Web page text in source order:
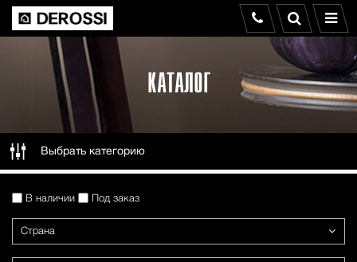
КАТАЛОГ
Выбрать категорию
В наличии Под заказ
Страна